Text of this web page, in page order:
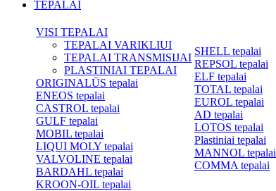
TEPALAI
VISI TEPALAI
TEPALAI VARIKLIUI
TEPALAI TRANSMISIJAI
PLASTINIAI TEPALAI
ORIGINALŪS tepalai
ENEOS tepalai
CASTROL tepalai
GULF tepalai
MOBIL tepalai
LIQUI MOLY tepalai
VALVOLINE tepalai
BARDAHL tepalai
KROON-OIL tepalai
SHELL tepalai
REPSOL tepalai
ELF tepalai
TOTAL tepalai
EUROL tepalai
AD tepalai
LOTOS tepalai
Plastiniai tepalai
MANNOL tepalai
COMMA tepalai